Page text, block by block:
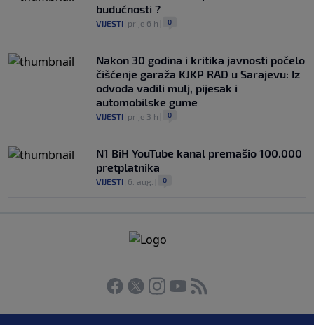
budućnosti ?
VIJESTI prije 6 h 0
Nakon 30 godina i kritika javnosti počelo
čišćenje garaža KJKP RAD u Sarajevu: Iz
odvoda vadili mulj, pijesak i
automobilske gume
VIJESTI prije 3 h 0
N1 BiH YouTube kanal premašio 100.000
pretplatnika
VIJESTI 6. aug. 0